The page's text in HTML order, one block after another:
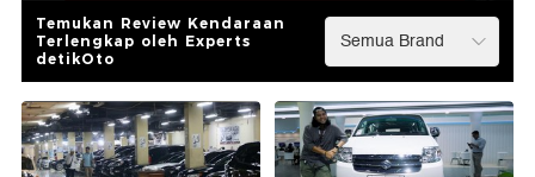
Temukan Review Kendaraan
Terlengkap oleh Experts
detikOto